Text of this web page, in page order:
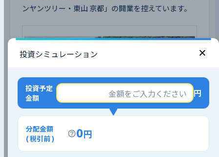
ンヤンツリー・東山 京都」の開業を控えています。
投資シミュレーション
投資予定
金額
円
分配金額
( 税引前 )
0 円